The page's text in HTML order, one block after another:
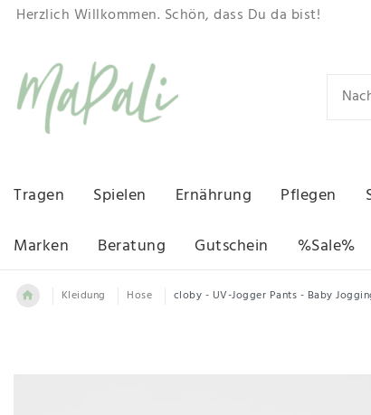
Herzlich Willkommen. Schön, dass Du da bist!
Tragen Spielen Ernährung Pflegen
Marken
Beratung Gutschein %Sale%
Kleidung Hose cloby - UV-Jogger Pants - Baby